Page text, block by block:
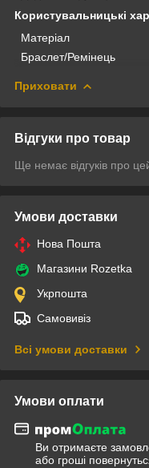
Користувальницькі
Матеріал
Браслет/Ремінець
Приховати
Відгуки про товар
Ще немає відгуків про
Умови доставки
Нова Пошта
Магазини Rozetka
Укрпошта
Самовивіз
Всі умови доставки
Умови оплати
Ви отримаєте
або гроші